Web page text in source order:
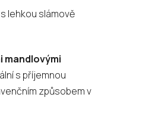
s lehkou slámově
mandlovými
s příjemnou
způsobem v